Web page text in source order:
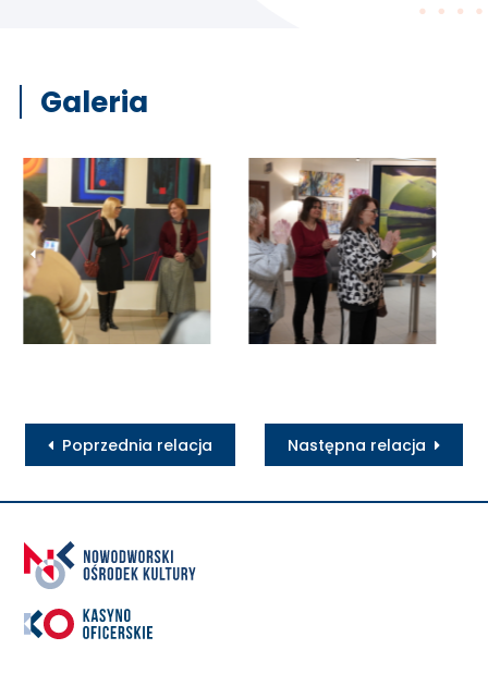
Galeria
Poprzednia relacja Następna relacja